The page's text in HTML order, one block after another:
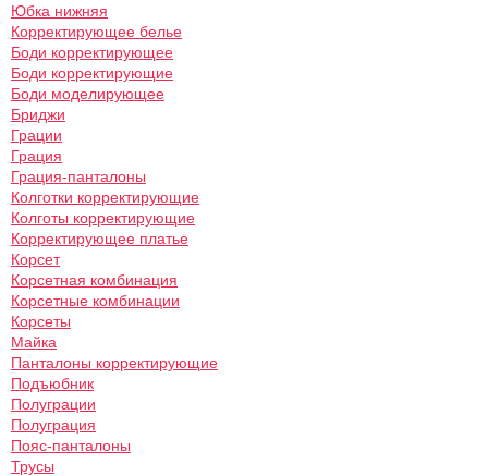
Юбка нижняя
Корректирующее белье
Боди корректирующее
Боди корректирующие
Боди моделирующее
Бриджи
Грации
Грация
Грация-панталоны
Колготки корректирующие
Колготы корректирующие
Корректирующее платье
Корсет
Корсетная комбинация
Корсетные комбинации
Корсеты
Майка
Панталоны корректирующие
Подъюбник
Полуграции
Полуграция
Пояс-панталоны
Трусы